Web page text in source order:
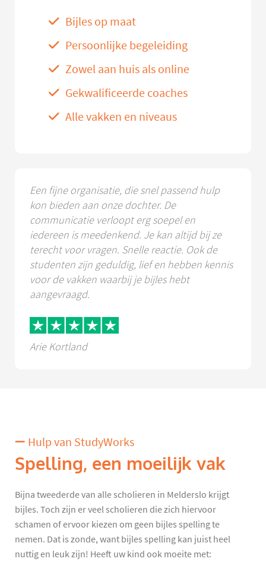
Bijles op maat
Persoonlijke begeleiding
Zowel aan huis als online
Gekwalificeerde coaches
Alle vakken en niveaus
Een fijne organisatie, die snel passend hulp
kon bieden aan onze dochter. De
communicatie verloopt erg soepel en
iedereen is meedenkend. Je kan altijd bij ze
terecht voor vragen. Snelle reactie. Ook de
studenten zijn geduldig, lief en hebben kennis
voor de vakken waarbij je bijles hebt
aangevraagd.
Arie Kortland
Hulp van StudyWorks
Spelling, een moeilijk vak
Bijna tweederde van alle scholieren in Melderslo krijgt
bijles. Toch zijn er veel scholieren die zich hiervoor
schamen of ervoor kiezen om geen bijles spelling te
nemen. Dat is zonde, want bijles spelling kan juist heel
nuttig en leuk zijn! Heeft uw kind ook moeite met: